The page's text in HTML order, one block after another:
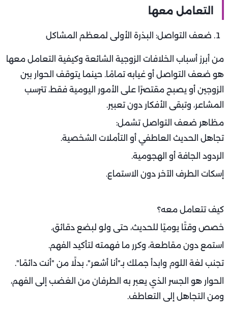
في هذا المقال منلهلوبة، سنخوض رحلة داخل أعماق
العلاقة الزوجية، نكشف فيها عن أبرز المحركات للخلافات،
ونتعرف على حلول واقعية، مدروسة وإنسانية. وبالاستناد إلى
تجارب حقيقية ونصائح متخصصة، نقدم لك دليلًا عمليًا قابلًا
أسباب الخلافات الزوجية الشائعة وكيفية
التعامل معها
ضعف التواصل: البذرة الأولى لمعظم المشاكل
من أبرز أسباب الخلافات الزوجية الشائعة وكيفية التعامل معها